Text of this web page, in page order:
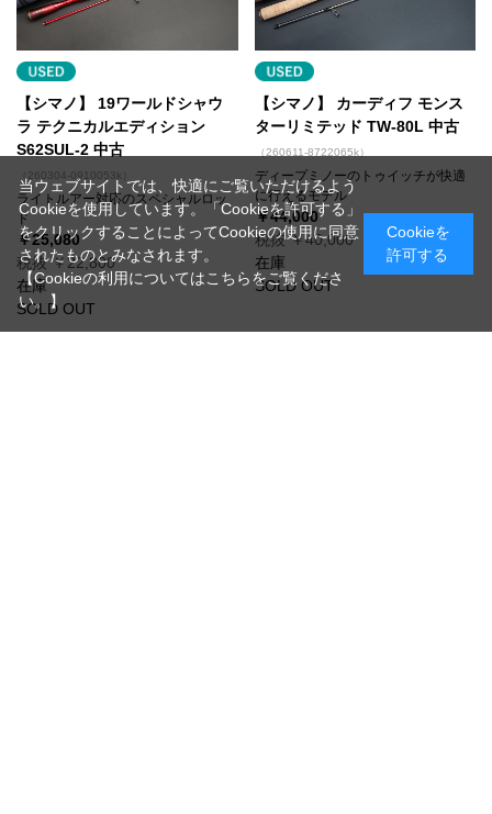
【シマノ】 19ワールドシャウ
ラ テクニカルエディション
S62SUL-2 中古
（260304-0910053k）
ライトルアー対応のスペシャルロッ
ド
￥25,080
税抜 ￥22,800
在庫
SOLD OUT
【シマノ】 カーディフ モンス
ターリミテッド TW-80L 中古
（260611-8722065k）
ディープミノーのトゥイッチが快適
に行えるモデル
￥44,000
税抜 ￥40,000
在庫
SOLD OUT
当ウェブサイトでは、快適にご覧いただけるよう
Cookieを使用しています。「Cookieを許可する」
をクリックすることによってCookieの使用に同意
されたものとみなされます。
【Cookieの利用についてはこちらをご覧くださ
い。】
Cookieを
許可する